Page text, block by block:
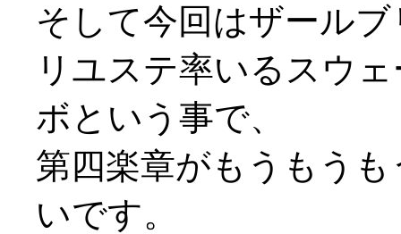
そして今回はザール
リユステ率いるスウ
ボという事で、
第四楽章がもうもう
いです。